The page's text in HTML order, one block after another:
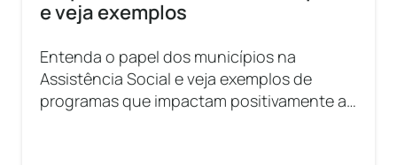
e veja exemplos
Entenda o papel dos municípios na
Assistência Social e veja exemplos de
programas que impactam positivamente a